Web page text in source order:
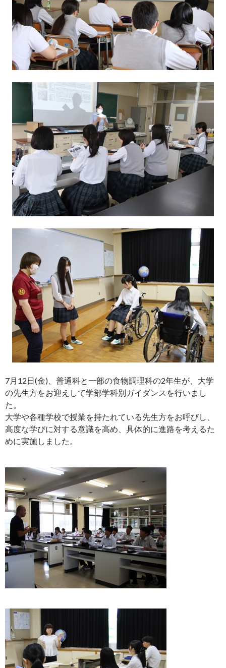
7月12日(金)、普通科と一部の食物調理科の2年生が、大学
の先生方をお迎えして学部学科別ガイダンスを行いまし
た。
大学や各種学校で授業を持たれている先生方をお呼びし、
高度な学びに対する意識を高め、具体的に進路を考えるた
めに実施しました。